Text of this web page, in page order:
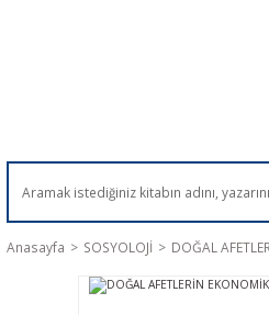
Anasayfa SOSYOLOJİ DOĞAL